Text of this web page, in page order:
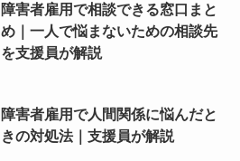
障害者雇用で相談できる窓口まと
め｜一人で悩まないための相談先
を支援員が解説
障害者雇用で人間関係に悩んだと
きの対処法｜支援員が解説